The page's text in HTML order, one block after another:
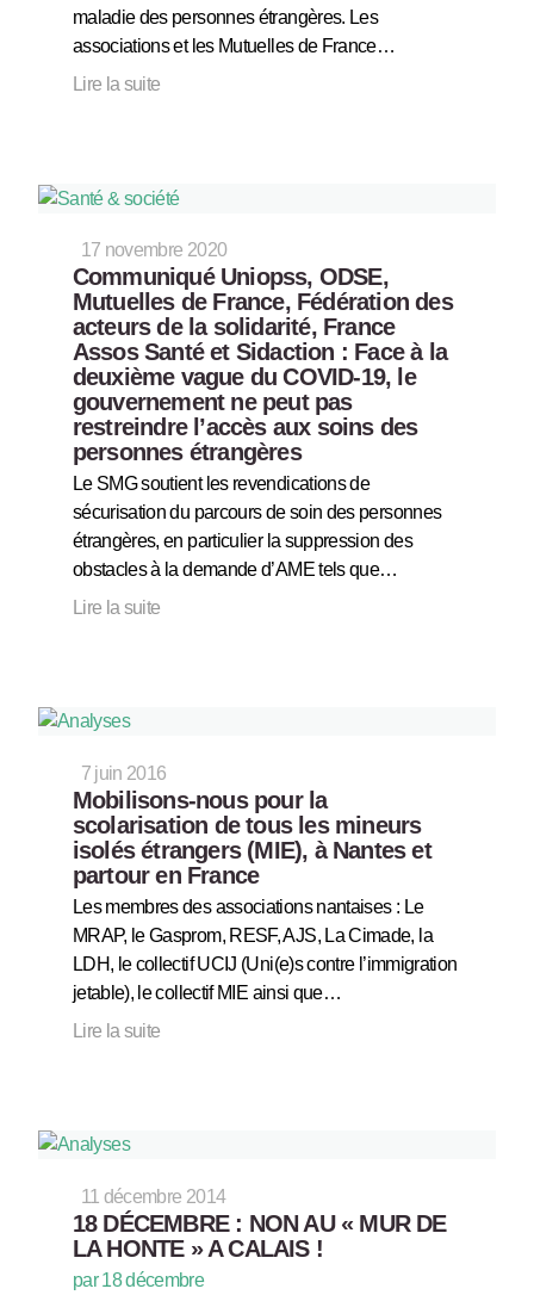
maladie des personnes étrangères. Les
associations et les Mutuelles de France…
Lire la suite
17 novembre 2020
Communiqué Uniopss, ODSE,
Mutuelles de France, Fédération des
acteurs de la solidarité, France
Assos Santé et Sidaction : Face à la
deuxième vague du COVID-19, le
gouvernement ne peut pas
restreindre l’accès aux soins des
personnes étrangères
Le SMG soutient les revendications de
sécurisation du parcours de soin des personnes
étrangères, en particulier la suppression des
obstacles à la demande d’AME tels que…
Lire la suite
7 juin 2016
Mobilisons-nous pour la
scolarisation de tous les mineurs
isolés étrangers (MIE), à Nantes et
partour en France
Les membres des associations nantaises : Le
MRAP, le Gasprom, RESF, AJS, La Cimade, la
LDH, le collectif UCIJ (Uni(e)s contre l’immigration
jetable), le collectif MIE ainsi que…
Lire la suite
11 décembre 2014
18 DÉCEMBRE : NON AU « MUR DE
LA HONTE » A CALAIS !
par 18 décembre